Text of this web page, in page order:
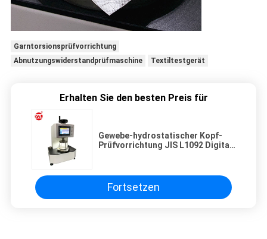
Garntorsionsprüfvorrichtung
Abnutzungswiderstandprüfmaschine
Textiltestgerät
Erhalten Sie den besten Preis für
Gewebe-hydrostatischer Kopf-
Prüfvorrichtung JIS L1092 Digital
Fortsetzen